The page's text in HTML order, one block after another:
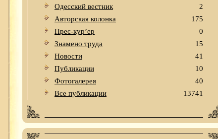
Одесский вестник
2
Авторская колонка
175
Прес-кур’ер
0
Знамено труда
15
Новости
41
Публикации
10
Фотогалерея
40
Все публикации
13741